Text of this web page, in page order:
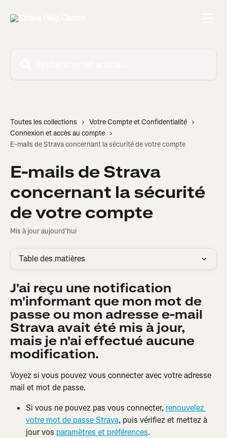
Toutes les collections
Votre Compte et Confidentialité
Connexion et accès au compte
E-mails de Strava concernant la sécurité de votre compte
E-mails de Strava
concernant la sécurité
de votre compte
Mis à jour aujourd’hui
Table des matières
J'ai reçu une notification
m'informant que mon mot de
passe ou mon adresse e-mail
Strava avait été mis à jour,
mais je n'ai effectué aucune
modification.
Voyez si vous pouvez vous connecter avec votre adresse
mail et mot de passe.
Si vous ne pouvez pas vous connecter, renouvelez
votre mot de passe Strava, puis vérifiez et mettez à
jour vos paramètres et préférences.